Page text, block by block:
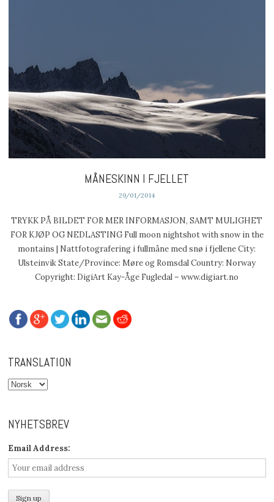
MÅNESKINN I FJELLET
29/01/2014
TRYKK PÅ BILDET FOR MER INFORMASJON, SAMT MULIGHET
FOR KJØP OG NEDLASTING Full moon nightshot with snow in the
montains | Nattfotografering i fullmåne med snø i fjellene City:
Ulsteinvik State/Province: Møre og Romsdal Country: Norway
Copyright: DigiArt Kay-Åge Fugledal – www.digiart.no
TRANSLATION
NYHETSBREV
Email Address: